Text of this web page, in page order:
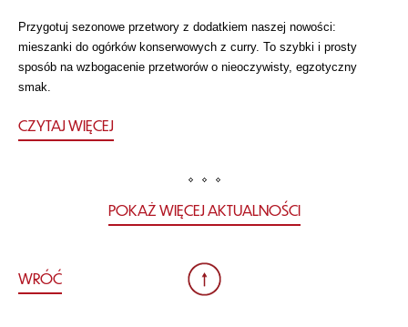
Przygotuj sezonowe przetwory z dodatkiem naszej nowości:
mieszanki do ogórków konserwowych z curry. To szybki i prosty
sposób na wzbogacenie przetworów o nieoczywisty, egzotyczny
smak.
CZYTAJ WIĘCEJ
POKAŻ WIĘCEJ AKTUALNOŚCI
WRÓĆ